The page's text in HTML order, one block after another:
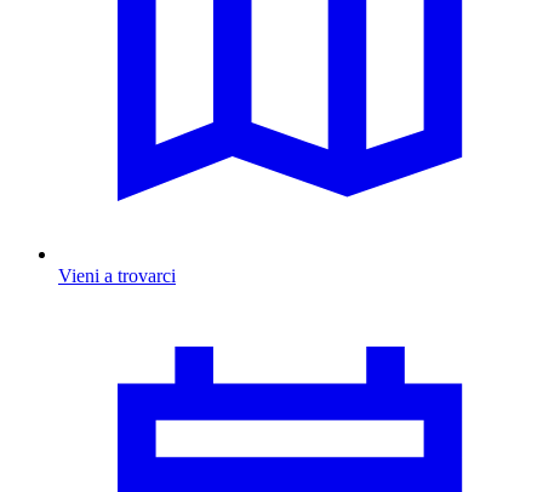
Vieni a trovarci